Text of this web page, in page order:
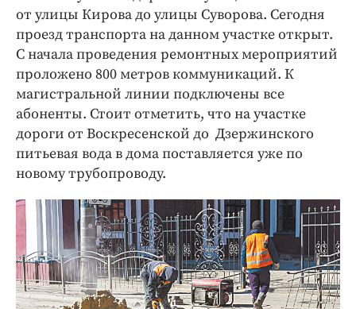
от улицы Кирова до улицы Суворова. Сегодня
проезд транспорта на данном участке открыт.
С начала проведения ремонтных мероприятий
проложено 800 метров коммуникаций. К
магистральной линии подключены все
абоненты. Стоит отметить, что на участке
дороги от Воскресенской до Дзержинского
питьевая вода в дома поставляется уже по
новому трубопроводу.